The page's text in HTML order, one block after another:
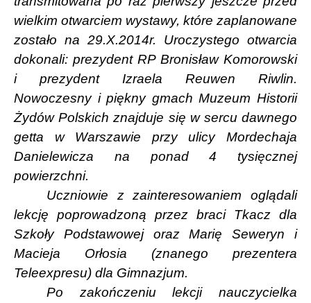
wielkim otwarciem wystawy, które zaplanowane
zostało na 29.X.2014r. Uroczystego otwarcia
dokonali: prezydent RP Bronisław Komorowski
i prezydent Izraela Reuwen Riwlin.
Nowoczesny i piękny gmach Muzeum Historii
Żydów Polskich znajduje się w sercu dawnego
getta w Warszawie przy ulicy Mordechaja
Danielewicza na ponad 4 tysięcznej
powierzchni.
Uczniowie z zainteresowaniem oglądali
lekcję poprowadzoną przez braci Tkacz dla
Szkoły Podstawowej oraz Marię Seweryn i
Macieja Orłosia (znanego prezentera
Teleexpresu) dla Gimnazjum.
Po zakończeniu lekcji nauczycielka